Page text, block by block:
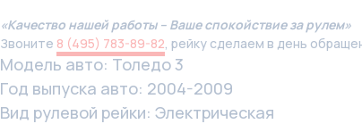
«Качество нашей работы – Ваше спокойствие за рулем»
Звоните 8 (495) 783-89-82 , рейку сделаем в день
Модель авто: Толедо 3
Год выпуска авто: 2004-2009
Вид рулевой рейки: Электрическая